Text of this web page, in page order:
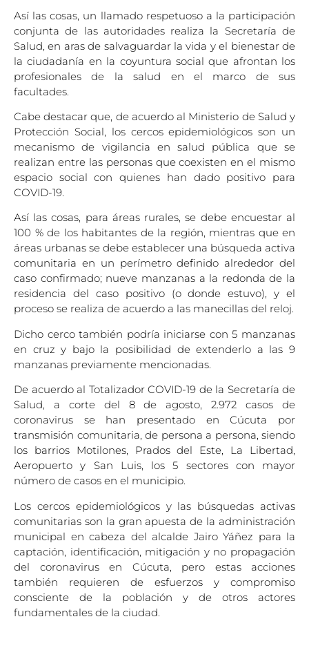
Así las cosas, un llamado respetuoso a la participación
conjunta de las autoridades realiza la Secretaría de
Salud, en aras de salvaguardar la vida y el bienestar de
la ciudadanía en la coyuntura social que afrontan los
profesionales de la salud en el marco de sus
facultades.
Cabe destacar que, de acuerdo al Ministerio de Salud y
Protección Social, los cercos epidemiológicos son un
mecanismo de vigilancia en salud pública que se
realizan entre las personas que coexisten en el mismo
espacio social con quienes han dado positivo para
COVID-19.
Así las cosas, para áreas rurales, se debe encuestar al
100 % de los habitantes de la región, mientras que en
áreas urbanas se debe establecer una búsqueda activa
comunitaria en un perímetro definido alrededor del
caso confirmado; nueve manzanas a la redonda de la
residencia del caso positivo (o donde estuvo), y el
proceso se realiza de acuerdo a las manecillas del reloj.
Dicho cerco también podría iniciarse con 5 manzanas
en cruz y bajo la posibilidad de extenderlo a las 9
manzanas previamente mencionadas.
De acuerdo al Totalizador COVID-19 de la Secretaría de
Salud, a corte del 8 de agosto, 2.972 casos de
coronavirus se han presentado en Cúcuta por
transmisión comunitaria, de persona a persona, siendo
los barrios Motilones, Prados del Este, La Libertad,
Aeropuerto y San Luis, los 5 sectores con mayor
número de casos en el municipio.
Los cercos epidemiológicos y las búsquedas activas
comunitarias son la gran apuesta de la administración
municipal en cabeza del alcalde Jairo Yáñez para la
captación, identificación, mitigación y no propagación
del coronavirus en Cúcuta, pero estas acciones
también requieren de esfuerzos y compromiso
consciente de la población y de otros actores
fundamentales de la ciudad.